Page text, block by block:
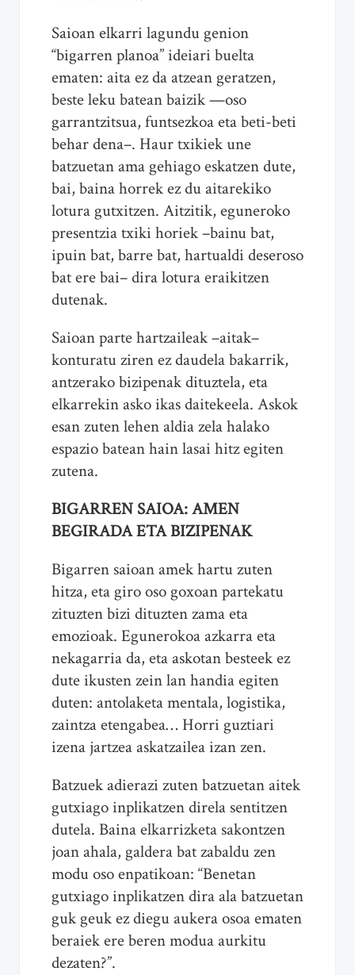
Saioan elkarri lagundu genion
“bigarren planoa” ideiari buelta
ematen: aita ez da atzean geratzen,
beste leku batean baizik —oso
garrantzitsua, funtsezkoa eta beti-beti
behar dena–. Haur txikiek une
batzuetan ama gehiago eskatzen dute,
bai, baina horrek ez du aitarekiko
lotura gutxitzen. Aitzitik, eguneroko
presentzia txiki horiek –bainu bat,
ipuin bat, barre bat, hartualdi deseroso
bat ere bai– dira lotura eraikitzen
dutenak.
Saioan parte hartzaileak –aitak–
konturatu ziren ez daudela bakarrik,
antzerako bizipenak dituztela, eta
elkarrekin asko ikas daitekeela. Askok
esan zuten lehen aldia zela halako
espazio batean hain lasai hitz egiten
zutena.
BIGARREN SAIOA: AMEN
BEGIRADA ETA BIZIPENAK
Bigarren saioan amek hartu zuten
hitza, eta giro oso goxoan partekatu
zituzten bizi dituzten zama eta
emozioak. Egunerokoa azkarra eta
nekagarria da, eta askotan besteek ez
dute ikusten zein lan handia egiten
duten: antolaketa mentala, logistika,
zaintza etengabea… Horri guztiari
izena jartzea askatzailea izan zen.
Batzuek adierazi zuten batzuetan aitek
gutxiago inplikatzen direla sentitzen
dutela. Baina elkarrizketa sakontzen
joan ahala, galdera bat zabaldu zen
modu oso enpatikoan: “Benetan
gutxiago inplikatzen dira ala batzuetan
guk geuk ez diegu aukera osoa ematen
beraiek ere beren modua aurkitu
dezaten?”.